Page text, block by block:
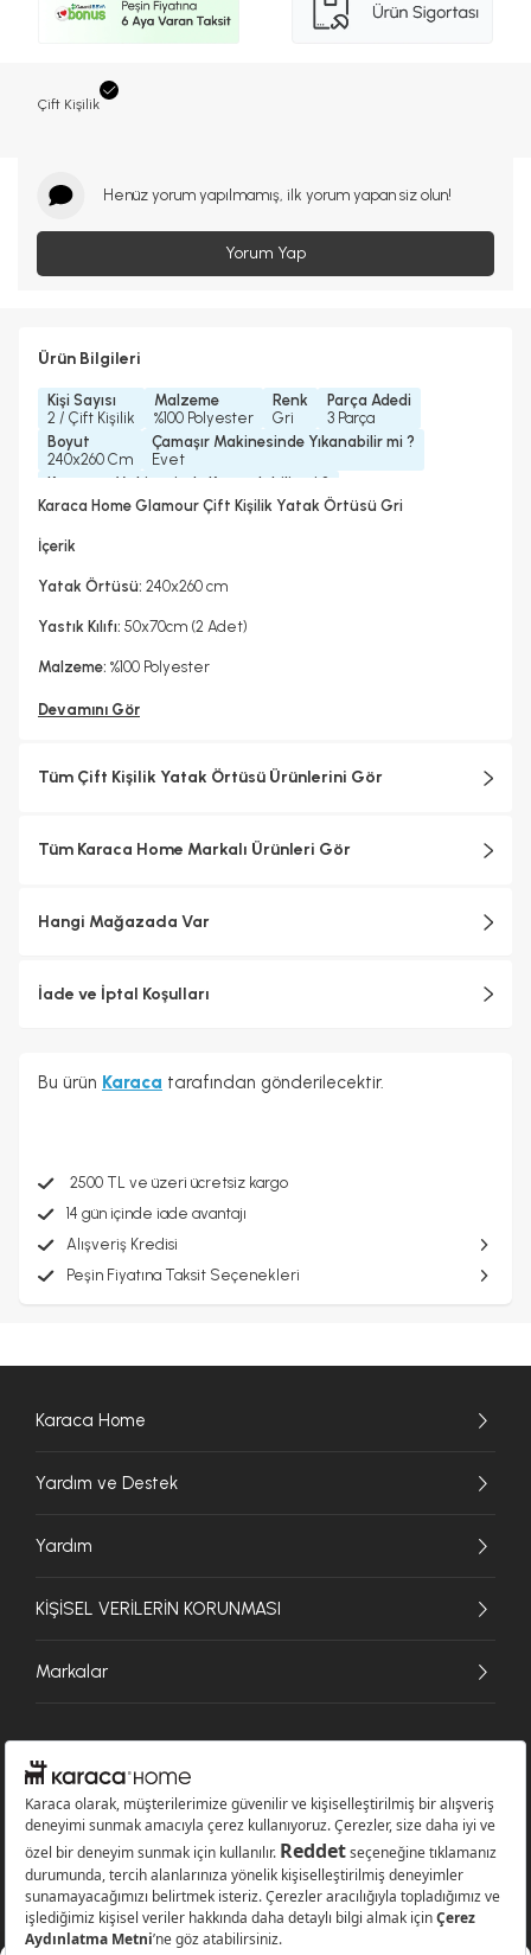
Çift Kişilik
Henüz yorum yapılmamış, ilk yorum yapan siz olun!
Yorum Yap
Ürün Bilgileri
Kişi Sayısı
2 / Çift Kişilik
Malzeme
%100 Polyester
Renk
Gri
Parça Adedi
3 Parça
Boyut
240x260 Cm
Çamaşır Makinesinde Yıkanabilir mi ?
Evet
Kurutma Makinesinde Kurutulabilir mi ?
Hayır
Hayır
Karaca Home Glamour Çift Kişilik Yatak Örtüsü Gri
İçerik
Yatak Örtüsü: 240x260 cm
Yastık Kılıfı: 50x70cm (2 Adet)
Malzeme: %100 Polyester
Devamını Gör
Tüm Çift Kişilik Yatak Örtüsü Ürünlerini Gör
Tüm Karaca Home Markalı Ürünleri Gör
Hangi Mağazada Var
İade ve İptal Koşulları
Bu ürün Karaca tarafından gönderilecektir.
2500 TL ve üzeri ücretsiz kargo
14 gün içinde iade avantajı
Alışveriş Kredisi
Peşin Fiyatına Taksit Seçenekleri
Karaca Home
Yardım ve Destek
Yardım
KİŞİSEL VERİLERİN KORUNMASI
Markalar
© 2026 Karaca Home Collection Tekstil Sanayi ve Ticaret A.Ş. - Tüm hakları